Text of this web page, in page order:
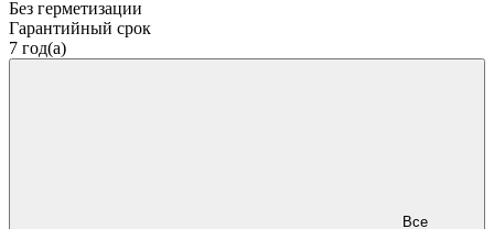
Без герметизации
Гарантийный срок
7 год(а)